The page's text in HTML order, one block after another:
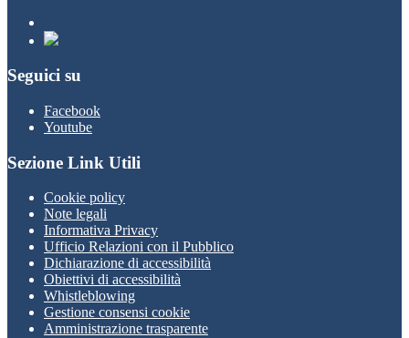
Seguici su
Facebook
Youtube
Sezione Link Utili
Cookie policy
Note legali
Informativa Privacy
Ufficio Relazioni con il Pubblico
Dichiarazione di accessibilità
Obiettivi di accessibilità
Whistleblowing
Gestione consensi cookie
Amministrazione trasparente